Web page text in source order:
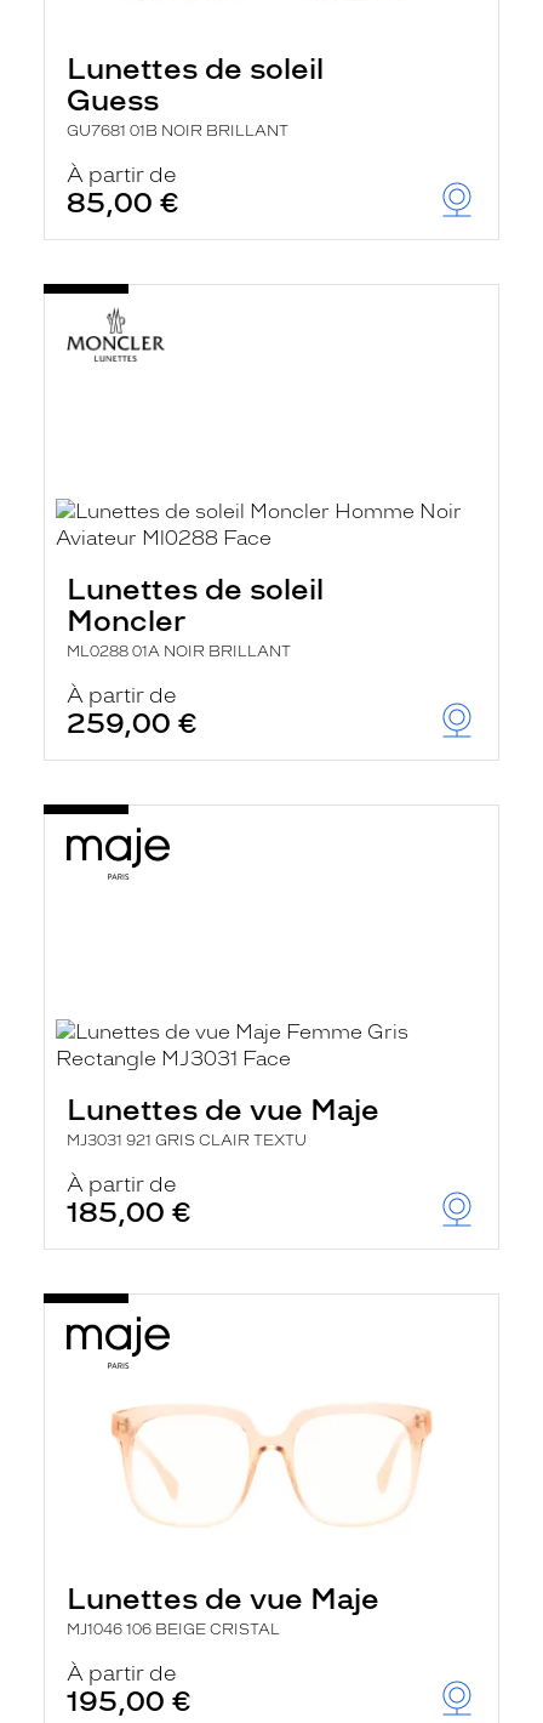
Lunettes de soleil
Guess
GU7681 01B NOIR BRILLANT
À partir de
85,00 €
Lunettes de soleil
Moncler
ML0288 01A NOIR BRILLANT
À partir de
259,00 €
Lunettes de vue Maje
MJ3031 921 GRIS CLAIR TEXTU
À partir de
185,00 €
Lunettes de vue Maje
MJ1046 106 BEIGE CRISTAL
À partir de
195,00 €